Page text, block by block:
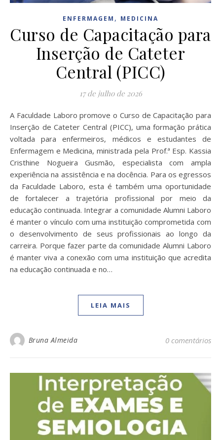
ENFERMAGEM , MEDICINA
Curso de Capacitação para
Inserção de Cateter
Central (PICC)
17 de julho de 2026
A Faculdade Laboro promove o Curso de Capacitação para
Inserção de Cateter Central (PICC), uma formação prática
voltada para enfermeiros, médicos e estudantes de
Enfermagem e Medicina, ministrada pela Prof.ª Esp. Kassia
Cristhine Nogueira Gusmão, especialista com ampla
experiência na assistência e na docência. Para os egressos
da Faculdade Laboro, esta é também uma oportunidade
de fortalecer a trajetória profissional por meio da
educação continuada. Integrar a comunidade Alumni Laboro
é manter o vínculo com uma instituição comprometida com
o desenvolvimento de seus profissionais ao longo da
carreira. Porque fazer parte da comunidade Alumni Laboro
é manter viva a conexão com uma instituição que acredita
na educação continuada e no…
LEIA MAIS
Bruna Almeida 0 comentários